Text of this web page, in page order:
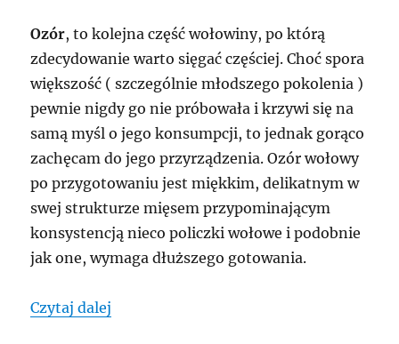
Ozór, to kolejna część wołowiny, po którą
zdecydowanie warto sięgać częściej. Choć spora
większość ( szczególnie młodszego pokolenia )
pewnie nigdy go nie próbowała i krzywi się na
samą myśl o jego konsumpcji, to jednak gorąco
zachęcam do jego przyrządzenia. Ozór wołowy
po przygotowaniu jest miękkim, delikatnym w
swej strukturze mięsem przypominającym
konsystencją nieco policzki wołowe i podobnie
jak one, wymaga dłuższego gotowania.
Czytaj dalej